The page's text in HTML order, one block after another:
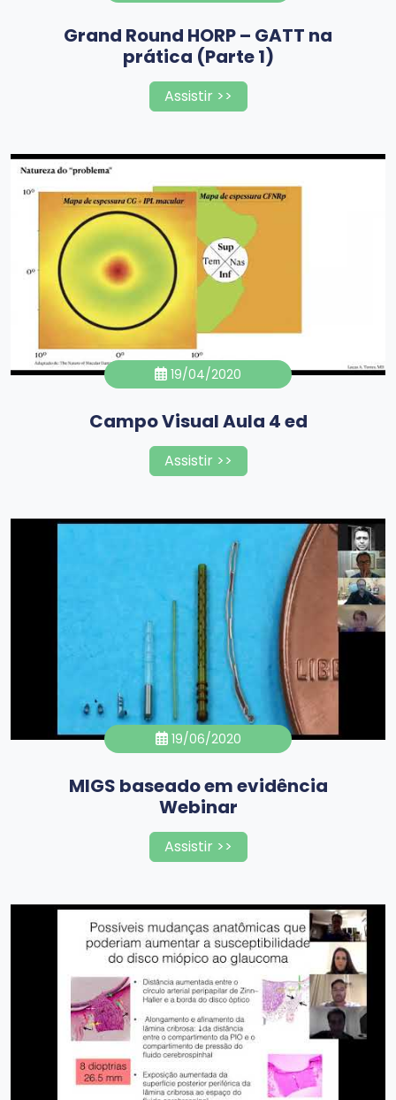
Grand Round HORP – GATT na
prática (Parte 1)
Assistir >>
19/04/2020
Campo Visual Aula 4 ed
Assistir >>
19/06/2020
MIGS baseado em evidência
Webinar
Assistir >>